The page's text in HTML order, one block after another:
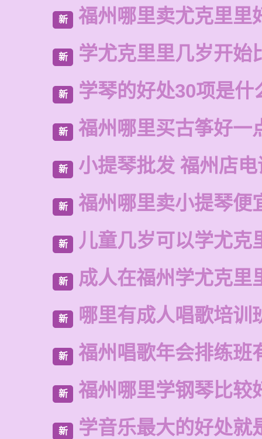
新 福州哪里卖尤克里里
新 学尤克里里几岁开始
新 学琴的好处30项是什
新 福州哪里买古筝好一
新 小提琴批发 福州店电
新 福州哪里卖小提琴便
新 儿童几岁可以学尤克
新 成人在福州学尤克里
新 哪里有成人唱歌培训
新 福州唱歌年会排练班
新 福州哪里学钢琴比较
新 学音乐最大的好处就